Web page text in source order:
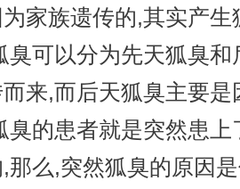
家族遗传的,其实产生
臭可以分为先天狐臭和
来,而后天狐臭主要是
臭的患者就是突然患上
那么,突然狐臭的原因